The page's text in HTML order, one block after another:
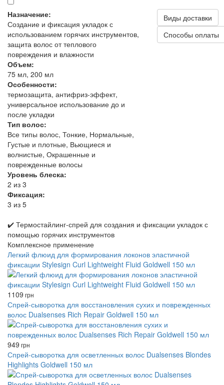
Назначение:
Создание и фиксация укладок с
использованием горячих инструментов,
защита волос от теплового
повреждения и влажности
Объем:
75 мл, 200 мл
Особенности:
термозащита, антифриз-эффект,
универсальное использование до и
после укладки
Тип волос:
Все типы волос, Тонкие, Нормальные,
Густые и плотные, Вьющиеся и
волнистые, Окрашенные и
поврежденные волосы
Уровень блеска:
2 из 3
Фиксация:
3 из 5
Виды доставки
Способы оплаты
✔️ Термостайлинг-спрей для создания и фиксации укладок с
помощью горячих инструментов
Комплексное применение
Легкий флюид для формирования локонов эластичной
фиксации Stylesign Curl Lightweight Fluid Goldwell 150 мл
1109 грн
Спрей-сыворотка для восстановления сухих и поврежденных
волос Dualsenses Rich Repair Goldwell 150 мл
949 грн
Спрей-сыворотка для осветленных волос Dualsenses Blondes
Highlights Goldwell 150 мл